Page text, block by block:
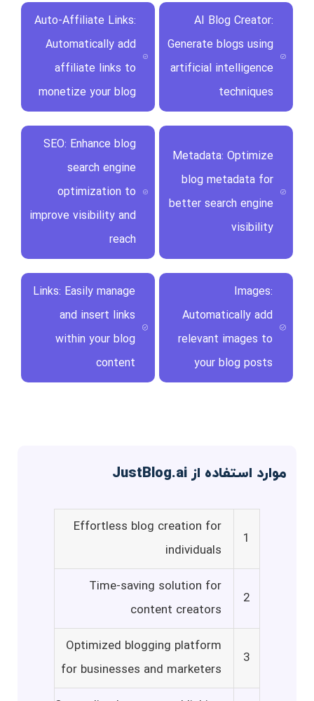
AI Blog Creator:
Generate blogs using
artificial intelligence
techniques
Auto-Affiliate Links:
Automatically add
affiliate links to
monetize your blog
Metadata: Optimize
blog metadata for
better search engine
visibility
SEO: Enhance blog
search engine
optimization to
improve visibility and
reach
Images:
Automatically add
relevant images to
your blog posts
Links: Easily manage
and insert links
within your blog
content
موارد استفاده از JustBlog.ai
1
Effortless blog creation for
individuals
2
Time-saving solution for
content creators
3
Optimized blogging platform
for businesses and marketers